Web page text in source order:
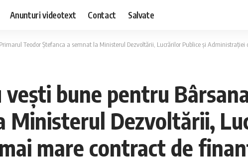
Anunturi videotext Contact Salvate
Teodor Ștefanca a semnat la Ministerul Dezvoltării, Lucrărilor Publice și Administrației cel mai
vești bune pentru
Ministerul Dezvoltării,
mare contract de